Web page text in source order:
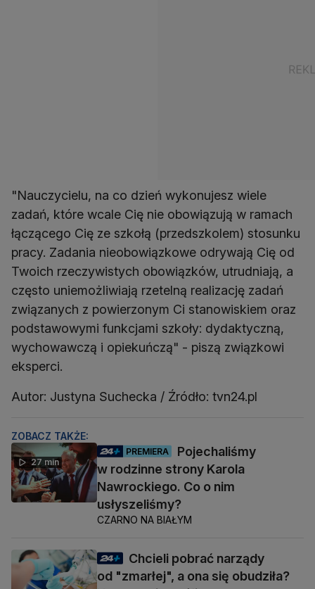
"Nauczycielu, na co dzień wykonujesz wiele
zadań, które wcale Cię nie obowiązują w ramach
łączącego Cię ze szkołą (przedszkolem) stosunku
pracy. Zadania nieobowiązkowe odrywają Cię od
Twoich rzeczywistych obowiązków, utrudniają, a
często uniemożliwiają rzetelną realizację zadań
związanych z powierzonym Ci stanowiskiem oraz
podstawowymi funkcjami szkoły: dydaktyczną,
wychowawczą i opiekuńczą" - piszą związkowi
eksperci.
Autor: Justyna Suchecka / Źródło: tvn24.pl
ZOBACZ TAKŻE:
27 min
PREMIERA
Pojechaliśmy
w rodzinne strony Karola
Nawrockiego. Co o nim
usłyszeliśmy?
CZARNO NA BIAŁYM
Chcieli pobrać narządy
od "zmarłej", a ona się obudziła?